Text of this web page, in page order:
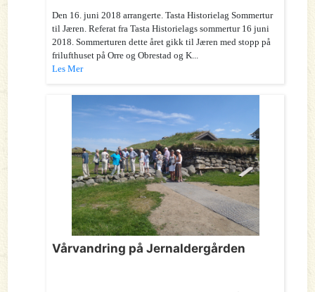
Den 16. juni 2018 arrangerte. Tasta Historielag Sommertur
til Jæren. Referat fra Tasta Historielags sommertur 16 juni
2018. Sommerturen dette året gikk til Jæren med stopp på
frilufthuset på Orre og Obrestad og K...
Les Mer
Vårvandring på Jernaldergården